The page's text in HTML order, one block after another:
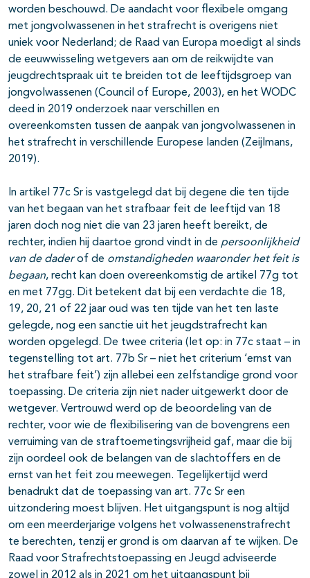
worden beschouwd. De aandacht voor flexibele omgang
met jongvolwassenen in het strafrecht is overigens niet
uniek voor Nederland; de Raad van Europa moedigt al sinds
de eeuwwisseling wetgevers aan om de reikwijdte van
jeugdrechtspraak uit te breiden tot de leeftijdsgroep van
jongvolwassenen (Council of Europe, 2003), en het WODC
deed in 2019 onderzoek naar verschillen en
overeenkomsten tussen de aanpak van jongvolwassenen in
het strafrecht in verschillende Europese landen (Zeijlmans,
2019).
In artikel 77c Sr is vastgelegd dat bij degene die ten tijde
van het begaan van het strafbaar feit de leeftijd van 18
jaren doch nog niet die van 23 jaren heeft bereikt, de
rechter, indien hij daartoe grond vindt in de persoonlijkheid
van de daderof de omstandigheden waaronder het feit is
begaan, recht kan doen overeenkomstig de artikel 77g tot
en met 77gg. Dit betekent dat bij een verdachte die 18,
19, 20, 21 of 22 jaar oud was ten tijde van het ten laste
gelegde, nog een sanctie uit het jeugdstrafrecht kan
worden opgelegd. De twee criteria (let op: in 77c staat – in
tegenstelling tot art. 77b Sr – niet het criterium ‘ernst van
het strafbare feit’) zijn allebei een zelfstandige grond voor
toepassing. De criteria zijn niet nader uitgewerkt door de
wetgever. Vertrouwd werd op de beoordeling van de
rechter, voor wie de flexibilisering van de bovengrens een
verruiming van de straftoemetingsvrijheid gaf, maar die bij
zijn oordeel ook de belangen van de slachtoffers en de
ernst van het feit zou meewegen. Tegelijkertijd werd
benadrukt dat de toepassing van art. 77c Sr een
uitzondering moest blijven. Het uitgangspunt is nog altijd
om een meerderjarige volgens het volwassenenstrafrecht
te berechten, tenzij er grond is om daarvan af te wijken. De
Raad voor Strafrechtstoepassing en Jeugd adviseerde
zowel in 2012 als in 2021 om het uitgangspunt bij